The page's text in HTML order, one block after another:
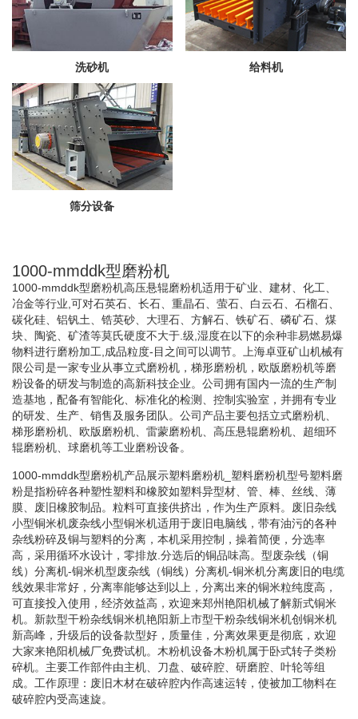
洗砂机 给料机
筛分设备
1000-mmddk型磨粉机
1000-mmddk型磨粉机高压悬辊磨粉机适用于矿业、建材、化工、
冶金等行业,可对石英石、长石、重晶石、萤石、白云石、石榴石、
碳化硅、铝钒土、锆英砂、大理石、方解石、铁矿石、磷矿石、煤
块、陶瓷、矿渣等莫氏硬度不大于.级,湿度在以下的余种非易燃易爆
物料进行磨粉加工,成品粒度-目之间可以调节。上海卓亚矿山机械有
限公司是一家专业从事立式磨粉机，梯形磨粉机，欧版磨粉机等磨
粉设备的研发与制造的高新科技企业。公司拥有国内一流的生产制
造基地，配备有智能化、标准化的检测、控制实验室，并拥有专业
的研发、生产、销售及服务团队。公司产品主要包括立式磨粉机、
梯形磨粉机、欧版磨粉机、雷蒙磨粉机、高压悬辊磨粉机、超细环
辊磨粉机、球磨机等工业磨粉设备。
1000-mmddk型磨粉机产品展示塑料磨粉机_塑料磨粉机型号塑料磨
粉是指粉碎各种塑性塑料和橡胶如塑料异型材、管、棒、丝线、薄
膜、废旧橡胶制品。粒料可直接供挤出，作为生产原料。废旧杂线
小型铜米机废杂线小型铜米机适用于废旧电脑线，带有油污的各种
杂线粉碎及铜与塑料的分离，本机采用控制，操着简便，分选率
高，采用循环水设计，零排放.分选后的铜品味高。型废杂线（铜
线）分离机-铜米机型废杂线（铜线）分离机-铜米机分离废旧的电缆
线效果非常好，分离率能够达到以上，分离出来的铜米粒纯度高，
可直接投入使用，经济效益高，欢迎来郑州艳阳机械了解新式铜米
机。新款型干粉杂线铜米机艳阳新上市型干粉杂线铜米机创铜米机
新高峰，升级后的设备款型好，质量佳，分离效果更是彻底，欢迎
大家来艳阳机械厂免费试机。木粉机设备木粉机属于卧式转子类粉
碎机。主要工作部件由主机、刀盘、破碎腔、研磨腔、叶轮等组
成。工作原理：废旧木材在破碎腔内作高速运转，使被加工物料在
破碎腔内受高速旋。